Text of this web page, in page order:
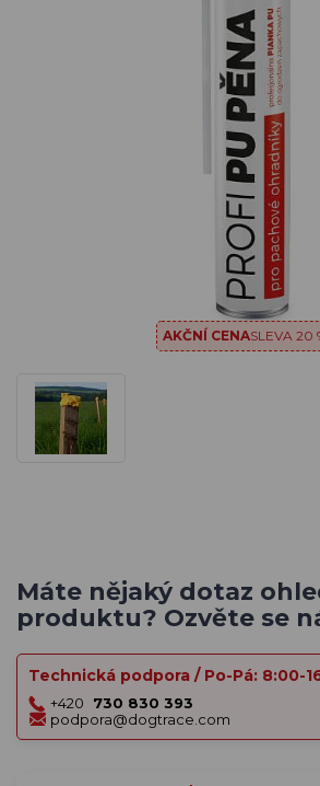
AKČNÍ CENASLEVA 20
Máte nějaký dotaz
produktu? Ozvěte se
Technická podpora / Po-Pá: 8:00-
+420
730 830 393
podpora@dogtrace.com